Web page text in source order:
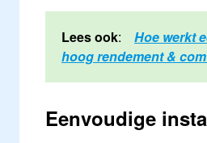
Lees ook: Hoe werkt
hoog rendement &
Eenvoudige